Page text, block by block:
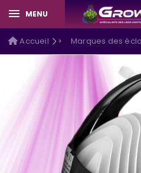
MENU
Accueil Marques des